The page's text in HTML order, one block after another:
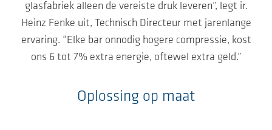
glasfabriek alleen de vereiste druk leveren”, legt ir.
Heinz Fenke uit, Technisch Directeur met jarenlange
ervaring. “Elke bar onnodig hogere compressie, kost
ons 6 tot 7% extra energie, oftewel extra geld.”
Oplossing op maat